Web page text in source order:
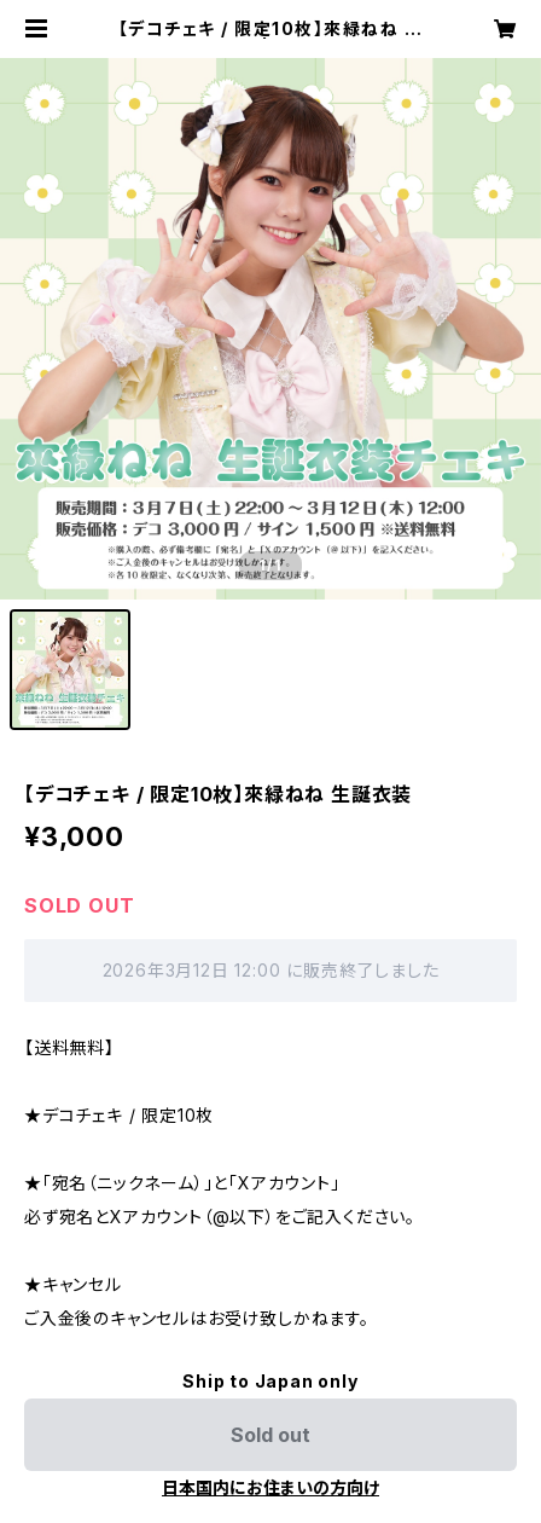
【デコチェキ / 限定10枚】來緑ねね 生
1/1
【デコチェキ / 限定10枚】來緑ねね 生誕衣装
¥3,000
SOLD OUT
2026年3月12日 12:00 に販売終了しました
【送料無料】
★デコチェキ / 限定10枚
★「宛名（ニックネーム）」と「Xアカウント」
必ず宛名とXアカウント（@以下）をご記入ください。
★キャンセル
ご入金後のキャンセルはお受け致しかねます。
Ship to Japan only
Sold out
日本国内にお住まいの方向け